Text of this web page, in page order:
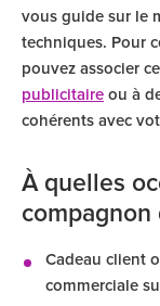
vous guide sur le
techniques. Pour
pouvez associer
publicitaire ou à
cohérents avec
À quelles
compagnon
Cadeau client
commerciale